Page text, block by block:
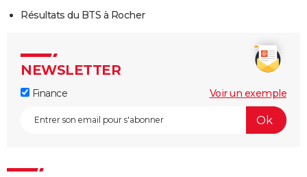
Résultats du BTS à Rocher
NEWSLETTER
Finance Voir un exemple